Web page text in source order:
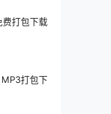
打包下载
打包下